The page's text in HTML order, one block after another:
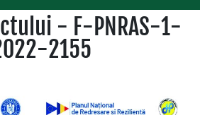
- F-PNRAS-1-
2155